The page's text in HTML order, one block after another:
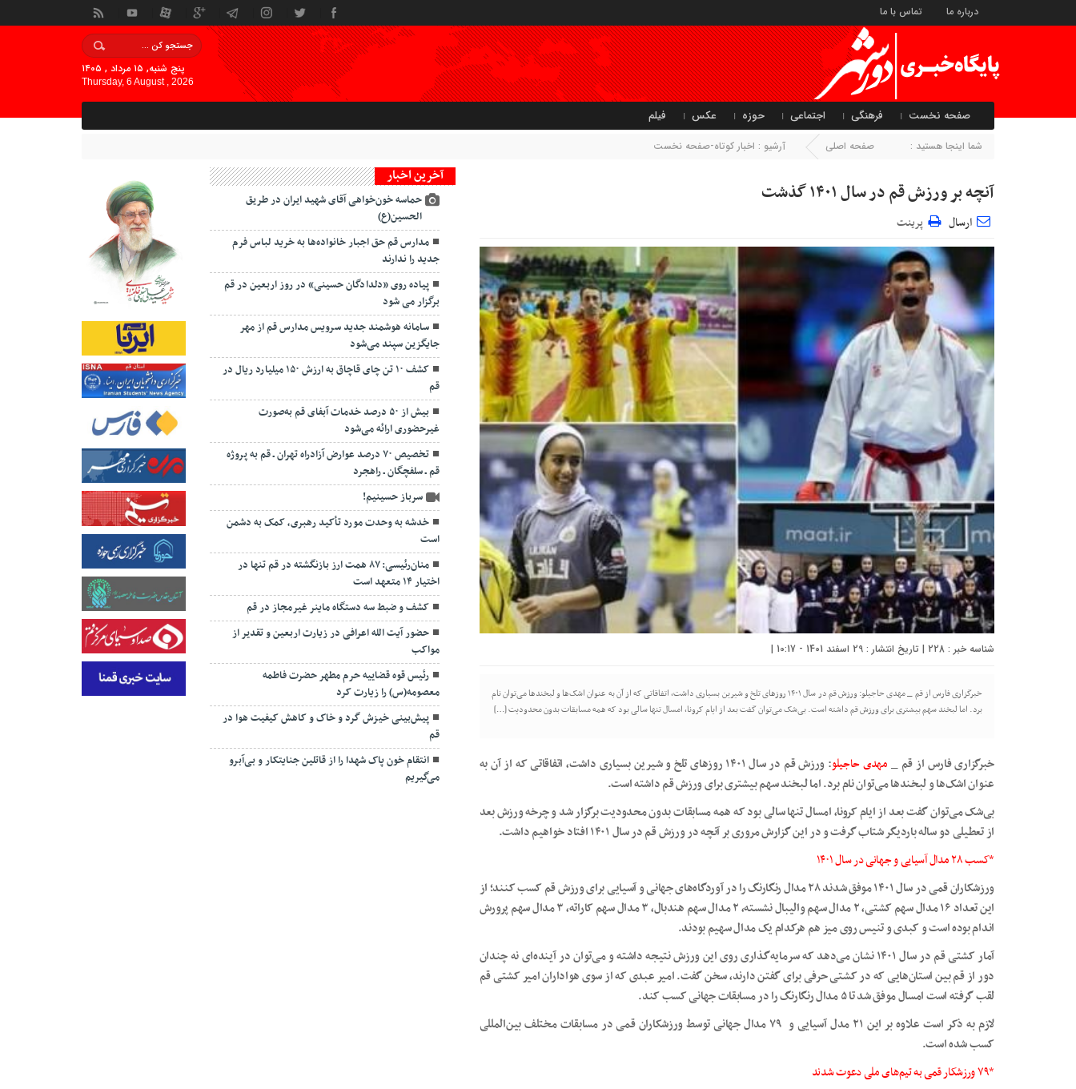
درباره ما تماس با ما
پنج شنبه, ۱۵ مرداد , ۱۴۰۵
Thursday, 6 August , 2026
صفحه نخست فرهنگی اجتماعی حوزه عکس فیلم
شما اینجا هستید : صفحه اصلی آرشیو : اخبار کوتاه-صفحه نخست
آنچه بر ورزش قم در سال ۱۴۰۱ گذشت
ارسال پرینت
شناسه خبر : 228 | تاریخ انتشار : 29 اسفند 1401 - 10:17 |
خبرگزاری فارس از قم _ مهدی حاجیلو: ورزش قم در سال ۱۴۰۱ روزهای تلخ و شیرین بسیاری داشت، اتفاقاتی که از آن به عنوان اشک‌ها و لبخندها می‌توان نام
برد. اما لبخند سهم بیشتری برای ورزش قم داشته است. بی‌شک می‌توان گفت بعد از ایام کرونا، امسال تنها سالی بود که همه مسابقات بدون محدودیت […]
خبرگزاری فارس از قم _ مهدی حاجیلو
: ورزش قم در سال ۱۴۰۱ روزهای تلخ و شیرین بسیاری داشت، اتفاقاتی که از آن به
عنوان اشک‌ها و لبخندها می‌توان نام برد. اما لبخند سهم بیشتری برای ورزش قم داشته است.
بی‌شک می‌توان گفت بعد از ایام کرونا، امسال تنها سالی بود که همه مسابقات بدون محدودیت برگزار شد و چرخه ورزش بعد
از تعطیلی دو ساله باردیگر شتاب گرفت و در این گزارش مروری بر آنچه در ورزش قم در سال ۱۴۰۱ افتاد خواهیم داشت.
*کسب ۲۸ مدال آسیایی و جهانی در سال ۱۴۰۱
ورزشکاران قمی در سال ۱۴۰۱ موفق شدند ۲۸ مدال رنگارنگ را در آوردگاه‌های جهانی و آسیایی برای ورزش قم کسب کنند؛ از
این تعداد ۱۶ مدال سهم کشتی، ۲ مدال سهم والیبال نشسته، ۲ مدال سهم هندبال، ۳ مدال سهم کاراته، ۳ مدال سهم پرورش
اندام بوده است و کبدی و تنیس روی میز هم هرکدام یک مدال سهیم بودند.
آمار کشتی قم در سال ۱۴۰۱ نشان می‌دهد که سرمایه‌گذاری روی این ورزش نتیجه داشته و می‌توان در آینده‌ای نه چندان
دور از قم بین استان‌هایی که در کشتی حرفی برای گفتن دارند، سخن گفت. امیر عبدی که از سوی هواداران امیر کشتی قم
لقب گرفته است امسال موفق شد تا ۵ مدال رنگارنگ را در مسابقات جهانی کسب کند.
لازم به ذکر است علاوه بر این ۲۱ مدل آسیایی و ۷۹ مدال جهانی توسط ورزشکاران قمی در مسابقات مختلف بین‌المللی
کسب شده است.
*۷۹ ورزشکار قمی به تیم‌های ملی دعوت شدند
آخرین اخبار
حماسه خون‌خواهی آقای شهید ایران در طریق
الحسین(ع)
مدارس قم حق اجبار خانواده‌ها به خرید لباس فرم
جدید را ندارند
پیاده روی «دلدادگان حسینی» در روز اربعین در قم
برگزار می شود
سامانه هوشمند جدید سرویس مدارس قم از مهر
جایگزین سپند می‌شود
کشف ۱۰ تن چای قاچاق به ارزش ۱۵۰ میلیارد ریال در
قم
بیش از ۵۰ درصد خدمات آبفای قم به‌صورت
غیرحضوری ارائه می‌شود
تخصیص ۷۰ درصد عوارض آزادراه تهران ـ قم به پروژه
قم ـ سلفچگان ـ راهجرد
سرباز حسینیم!
خدشه به وحدت مورد تأکید رهبری، کمک به دشمن
است
منان‌رئیسی: ۸۷ همت ارز بازنگشته در قم تنها در
اختیار ۱۴ متعهد است
کشف و ضبط سه دستگاه ماینر غیرمجاز در قم
حضور آیت الله اعرافی در زیارت اربعین و تقدیر از
مواکب
رئیس قوه قضاییه حرم مطهر حضرت فاطمه
معصومه(س) را زیارت کرد
پیش‌بینی خیزش گرد و خاک و کاهش کیفیت هوا در
قم
انتقام خون پاک شهدا را از قاتلین جنایتکار و بی‌آبرو
می‌گیریم